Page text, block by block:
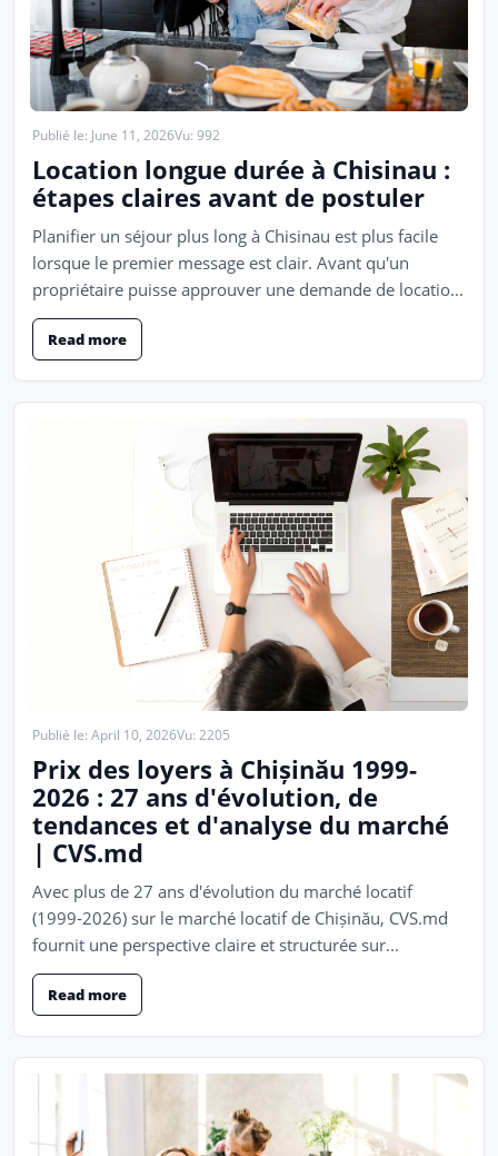
Publié le: June 11, 2026Vu: 992
Location longue durée à Chisinau :
étapes claires avant de postuler
Planifier un séjour plus long à Chisinau est plus facile
lorsque le premier message est clair. Avant qu'un
propriétaire puisse approuver une demande de locatio...
Read more
Publié le: April 10, 2026Vu: 2205
Prix ​​des loyers à Chișinău 1999-
2026 : 27 ans d'évolution, de
tendances et d'analyse du marché
| CVS.md
Avec plus de 27 ans d'évolution du marché locatif
(1999-2026) sur le marché locatif de Chișinău, CVS.md
fournit une perspective claire et structurée sur...
Read more